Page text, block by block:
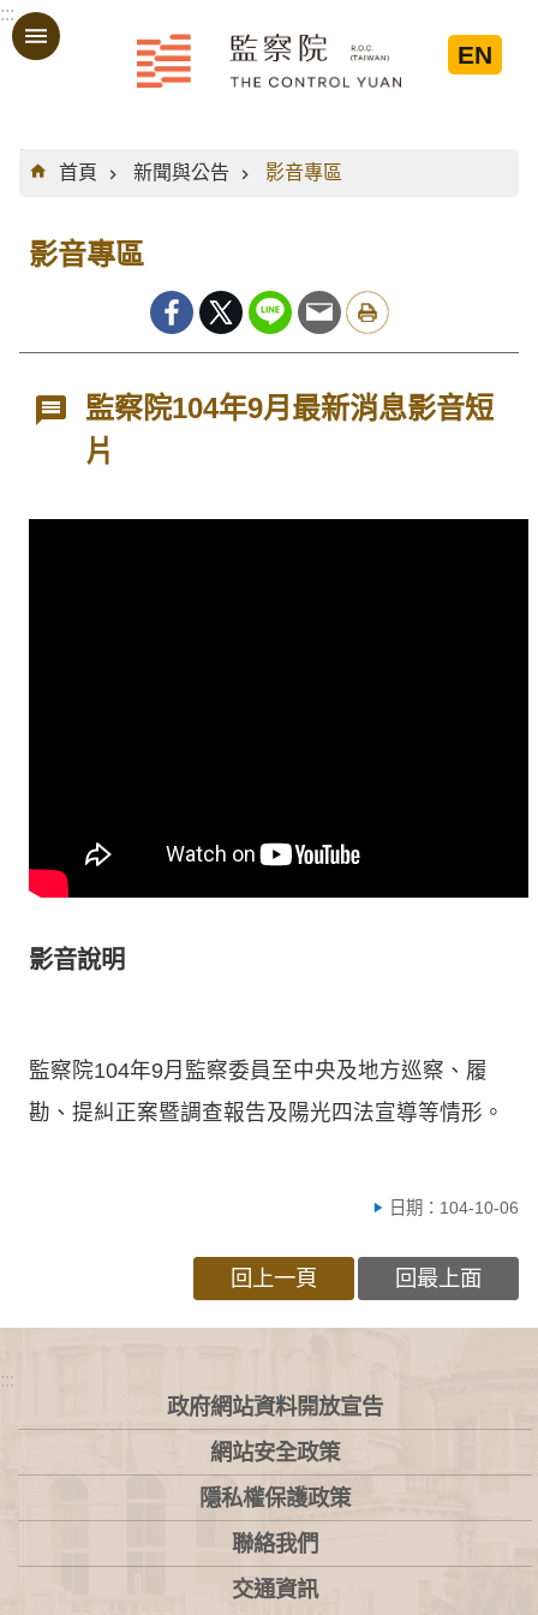
跳到主要內容區塊
:::
EN
:::
首頁
新聞與公告 影音專區
影音專區
監察院104年9月最新消息影音短
片
影音說明
監察院104年9月監察委員至中央及地方巡察、履
勘、提糾正案暨調查報告及陽光四法宣導等情形。
日期：104-10-06
回上一頁 回最上面
:::
政府網站資料開放宣告
網站安全政策
隱私權保護政策
聯絡我們
交通資訊